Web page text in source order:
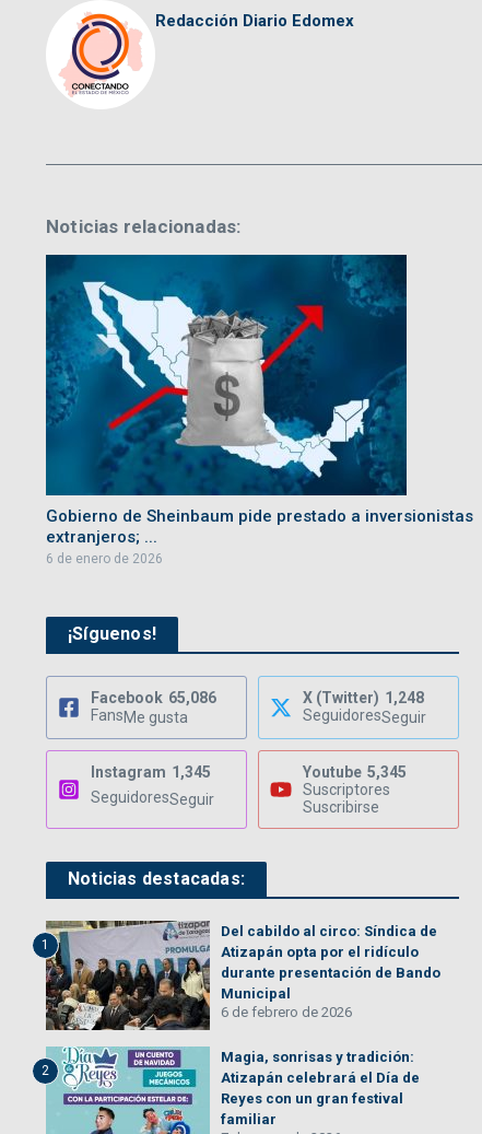
Redacción Diario Edomex
Noticias relacionadas:
Gobierno de Sheinbaum pide prestado a inversionistas
extranjeros; ...
6 de enero de 2026
¡Síguenos!
Facebook 65,086
FansMe gusta
X (Twitter) 1,248
SeguidoresSeguir
Instagram 1,345
SeguidoresSeguir
Youtube 5,345
Suscriptores
Suscribirse
Noticias destacadas:
1
Del cabildo al circo: Síndica de
Atizapán opta por el ridículo
durante presentación de Bando
Municipal
6 de febrero de 2026
2
Magia, sonrisas y tradición:
Atizapán celebrará el Día de
Reyes con un gran festival
familiar